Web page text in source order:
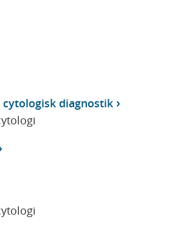
diagnostik